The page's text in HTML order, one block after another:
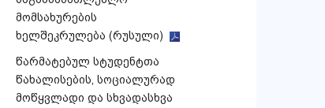
მომსახურების
ხელშეკრულება (რუსული)
წარმატებულ სტუდენტთა
წახალისების, სოციალურად
მოწყვლადი და სხვადასხვა